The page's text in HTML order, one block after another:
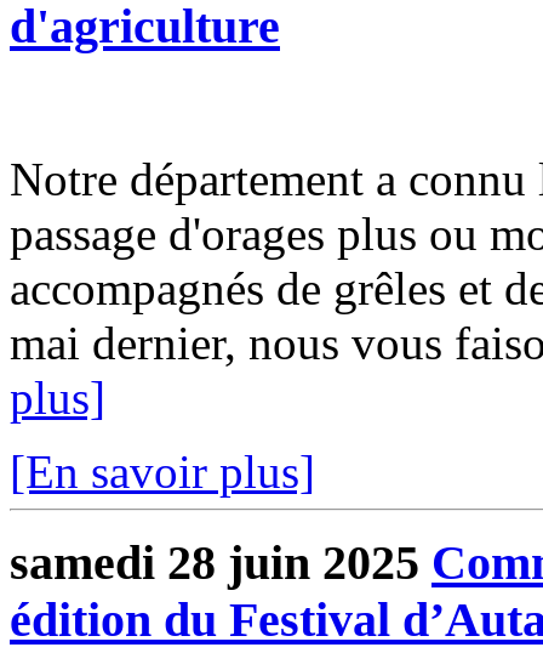
d'agriculture
Notre département a
passage d'orages plus ou
accompagnés de grêles et
mai dernier, nous vous
plus]
[En savoir plus]
samedi 28 juin 2025
édition du Festival